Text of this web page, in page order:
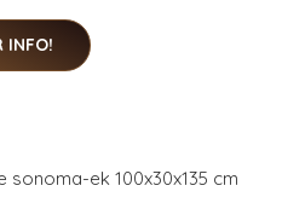
INFO!